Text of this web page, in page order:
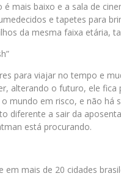
é mais baixo e a sala de
e tapetes para
da mesma faixa etária,
para viajar no tempo e
alterando o futuro, ele
mundo em risco, e não há
diferente a sair da
está procurando.
em mais de 20 cidades